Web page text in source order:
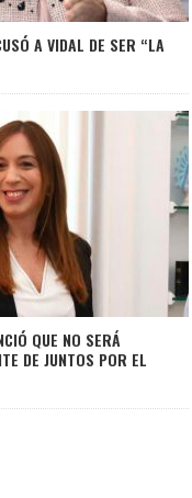
A VIDAL DE SER “LA
QUE NO SERÁ
DE JUNTOS POR EL